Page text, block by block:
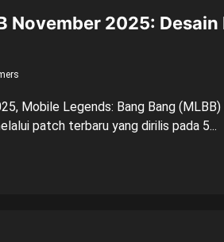
November 2025: Desain
Mobile Legends: Bang Bang
patch terbaru yang dirilis pada 5...